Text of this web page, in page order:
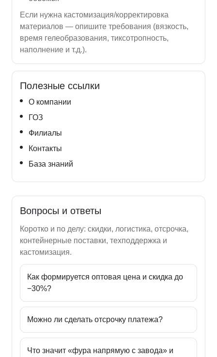
Если нужна кастомизация/корректировка
материалов — опишите требования (вязкость,
время гелеобразования, тиксотропность,
наполнение и т.д.).
Полезные ссылки
О компании
ГОЗ
Филиалы
Контакты
База знаний
Вопросы и ответы
Коротко и по делу: скидки, логистика, отсрочка,
контейнерные поставки, техподдержка и
кастомизация.
Как формируется оптовая цена и скидка до
−30%?
Можно ли сделать отсрочку платежа?
Что значит «фура напрямую с завода» и